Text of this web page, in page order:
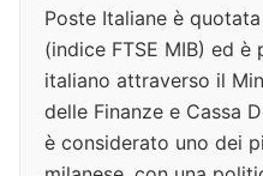
Poste Italiane è
(indice FTSE MIB) ed
italiano attraverso il
delle Finanze e Cassa
è considerato uno dei